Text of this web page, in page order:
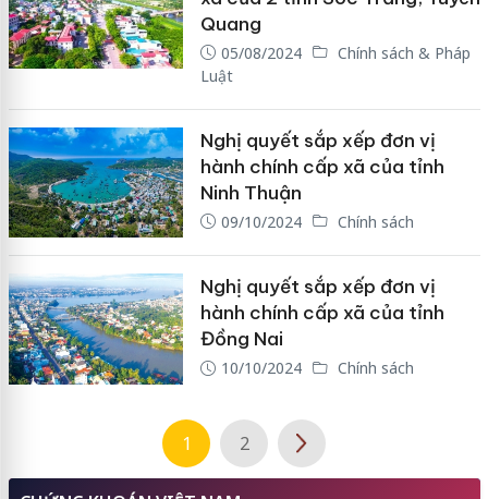
Quang
05/08/2024
Chính sách & Pháp
Luật
Nghị quyết sắp xếp đơn vị
hành chính cấp xã của tỉnh
Ninh Thuận
09/10/2024 Chính sách
Nghị quyết sắp xếp đơn vị
hành chính cấp xã của tỉnh
Đồng Nai
10/10/2024 Chính sách
1 2